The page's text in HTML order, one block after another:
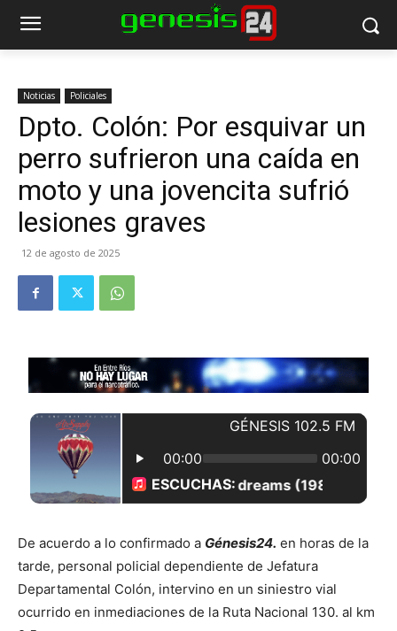
Noticias Policiales
Dpto. Colón: Por esquivar un
perro sufrieron una caída en
moto y una jovencita sufrió
lesiones graves
12 de agosto de 2025
De acuerdo a lo confirmado a Génesis24. en horas de la
tarde, personal policial dependiente de Jefatura
Departamental Colón, intervino en un siniestro vial
ocurrido en inmediaciones de la Ruta Nacional 130. al km